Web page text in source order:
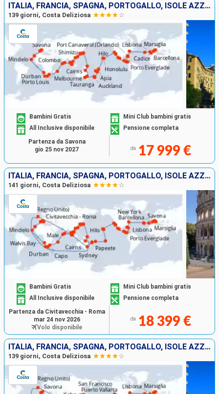
ITALIA, FRANCIA, SPAGNA, PORTOGALLO, ISOLE AZZORRE, STATI UNITI, FLORIDA (USA), PANAMA, STATI UNITI, HAWAI, NUOVA ZELANDA, AUSTRALIA, GIAPPONE, MALESIA, SUD AFRICA
139 giorni, Costa Deliziosa
Bambini Gratis
Mini Club bambini gratis
All Inclusive disponibile
Pensione completa
da 17 999 €
Partenza da Savona
gio 25 nov 2027
ITALIA, FRANCIA, SPAGNA, PORTOGALLO, ISOLE AZZORRE, STATI UNITI, FLORIDA (USA), MESSICO, STATI UNITI, HAWAI, POLINESIA, FIJI, AUSTRALIA, GIAPPONE, SUD AFRICA
141 giorni, Costa Deliziosa
Bambini Gratis
Mini Club bambini gratis
All Inclusive disponibile
Pensione completa
da 18 399 €
Partenza da Civitavecchia - Roma
mar 24 nov 2026
Volo disponibile
ITALIA, FRANCIA, SPAGNA, PORTOGALLO, ISOLE AZZORRE, STATI UNITI, FLORIDA (USA), MESSICO, STATI UNITI, HAWAI, POLINESIA, FIJI, AUSTRALIA, GIAPPONE, SUD AFRICA
139 giorni, Costa Deliziosa